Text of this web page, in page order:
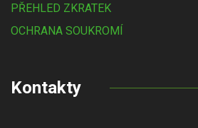
PŘEHLED ZKRATEK
OCHRANA SOUKROMÍ
Kontakty